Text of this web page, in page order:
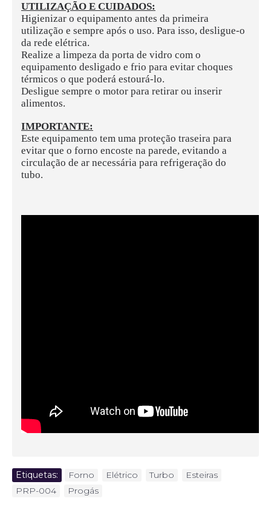
UTILIZAÇÃO E CUIDADOS:
Higienizar o equipamento antes da primeira
utilização e sempre após o uso. Para isso, desligue-o
da rede elétrica.
Realize a limpeza da porta de vidro com o
equipamento desligado e frio para evitar choques
térmicos o que poderá estourá-lo.
Desligue sempre o motor para retirar ou inserir
alimentos.
IMPORTANTE:
Este equipamento tem uma proteção traseira para
evitar que o forno encoste na parede, evitando a
circulação de ar necessária para refrigeração do
tubo.
Etiquetas: Forno Elétrico Turbo Esteiras
PRP-004
Progás